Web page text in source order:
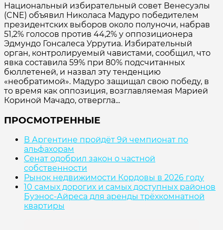
Национальный избирательный совет Венесуэлы
(CNE) объявил Николаса Мадуро победителем
президентских выборов около полуночи, набрав
51,2% голосов против 44,2% у оппозиционера
Эдмундо Гонсалеса Уррутиа. Избирательный
орган, контролируемый чавистами, сообщил, что
явка составила 59% при 80% подсчитанных
бюллетеней, и назвал эту тенденцию
«необратимой». Мадуро защищал свою победу, в
то время как оппозиция, возглавляемая Марией
Кориной Мачадо, отвергла...
ПРОСМОТРЕННЫЕ
В Аргентине пройдёт 9й чемпионат по
альфахорам
Сенат одобрил закон о частной
собственности
Рынок недвижимости Кордовы в 2026 году
10 самых дорогих и самых доступных районов
Буэнос-Айреса для аренды трёхкомнатной
квартиры